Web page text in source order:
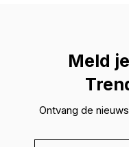
Meld
Ontvang de